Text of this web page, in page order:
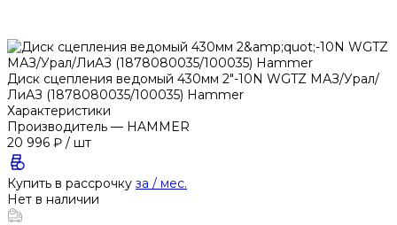
Диск сцепления ведомый 430мм 2"-10N WGTZ МАЗ/Урал/
ЛиАЗ (1878080035/100035) Hammer
Характеристики
Производитель — HAMMER
20 996 ₽ / шт
Купить в рассрочку за / мес.
Нет в наличии